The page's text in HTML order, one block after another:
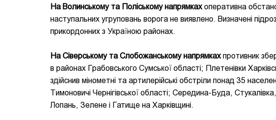
На Волинському та Поліському напрямкахоперативна
наступальних угруповань ворога не виявлено. Визначені
прикордонних з Україною районах.
На Сіверському та Слобожанському напрямкахпротивник
в районах Грабовського Сумської області; Плетенівки
здійснив мінометні та артилерійські обстріли понад 35
Тимоновичі Чернігівської області; Середина-Буда,
Лопань, Зелене і Гатище на Харківщині.